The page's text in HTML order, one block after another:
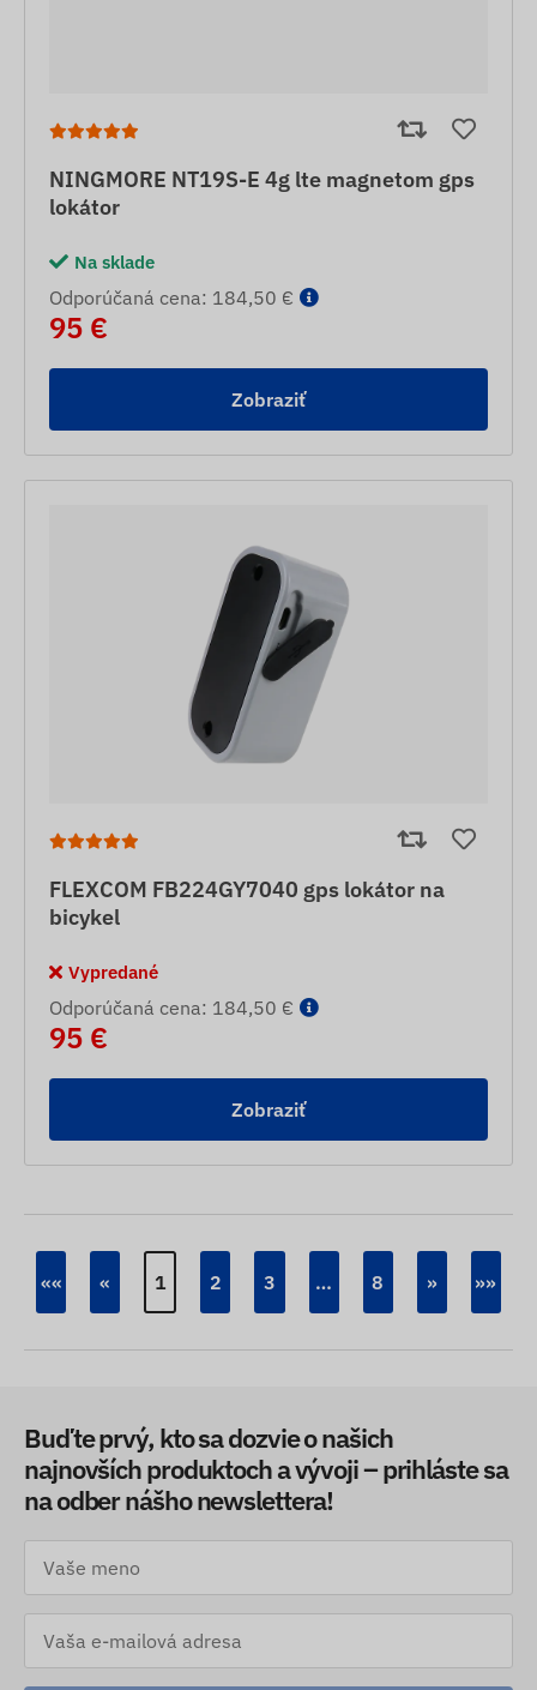
NINGMORE NT19S-E 4g lte magnetom gps
lokátor
Na sklade
Odporúčaná cena: 184,50 €
95 €
Zobraziť
FLEXCOM FB224GY7040 gps lokátor na
bicykel
Vypredané
Odporúčaná cena: 184,50 €
95 €
Zobraziť
«« « 1 2 3 … 8 » »»
Buďte prvý, kto sa dozvie o našich
najnovších produktoch a vývoji – prihláste sa
na odber nášho newslettera!